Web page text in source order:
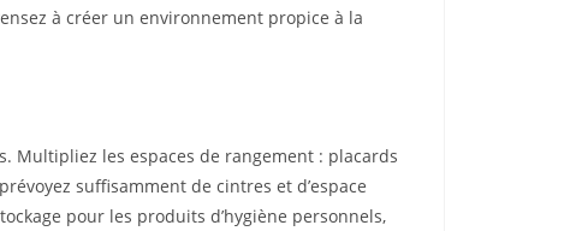
à créer un environnement propice à la
Multipliez les espaces de rangement : placards
suffisamment de cintres et d’espace
pour les produits d’hygiène personnels,